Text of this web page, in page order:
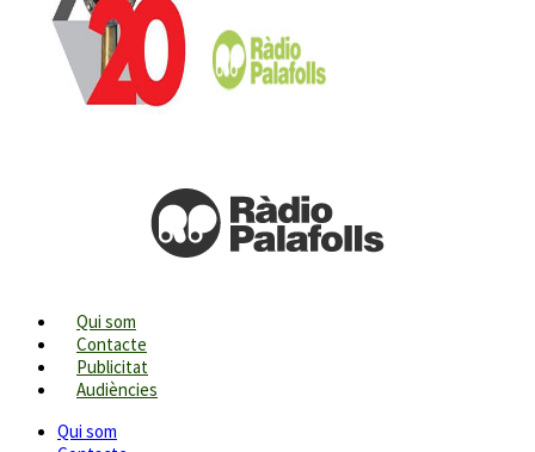
Qui som
Contacte
Publicitat
Audiències
Qui som